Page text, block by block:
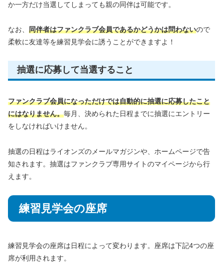
か一方だけ当選してしまっても親の同伴は可能です。
なお、 同伴者はファンクラブ会員であるかどうかは問わないので
柔軟に友達等を練習見学会に誘うことができますよ！
抽選に応募して当選すること
ファンクラブ会員になっただけでは自動的に抽選に応募したこと
にはなりません。毎月、決められた日程までに抽選にエントリー
をしなければいけません。
抽選の日程はライオンズのメールマガジンや、ホームページで告
知されます。抽選はファンクラブ専用サイトのマイページから行
えます。
練習見学会の座席
練習見学会の座席は日程によって変わります。座席は下記4つの座
席が利用されます。